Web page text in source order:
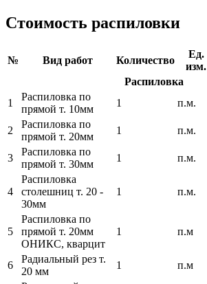
Стоимость распиловки
№ Вид работ Количество
Ед.
изм.
Распиловка
1
Распиловка по
прямой т. 10мм
1 п.м.
2
Распиловка по
прямой т. 20мм
1 п.м.
3
Распиловка по
прямой т. 30мм
1 п.м.
4
Распиловка
столешниц т. 20 -
30мм
1 п.м.
5
Распиловка по
прямой т. 20мм
ОНИКС, кварцит
1 п.м
6
Радиальный рез т.
20 мм
1 п.м